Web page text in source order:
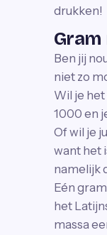
drukken!
Ben jij
niet zo
Wil je
1000 en
Of wil je
want het
namelijk
Eén
het
massa